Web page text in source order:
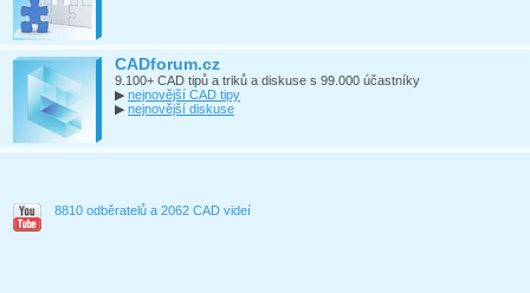
CADforum.cz
9.100+ CAD tipů a triků a diskuse s 99.000 účastníky
▶ nejnovější CAD tipy
▶ nejnovější diskuse
8810 odběratelů a 2062 CAD videí